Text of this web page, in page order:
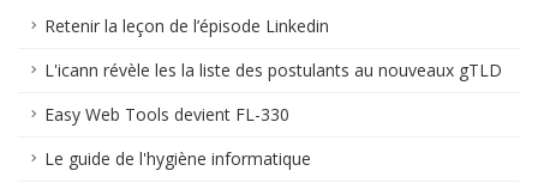
Retenir la leçon de l’épisode Linkedin
L'icann révèle les la liste des postulants au nouveaux gTLD
Easy Web Tools devient FL-330
Le guide de l'hygiène informatique